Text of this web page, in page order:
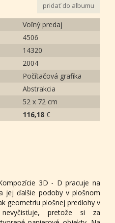
pridať do albumu
Voľný predaj
4506
14320
2004
Počítačová grafika
Abstrakcia
52 x 72 cm
116,18 €
3D - D pracuje na
jej ďalšie podoby v plošnom
geometriu plošnej predlohy v
pretože si za